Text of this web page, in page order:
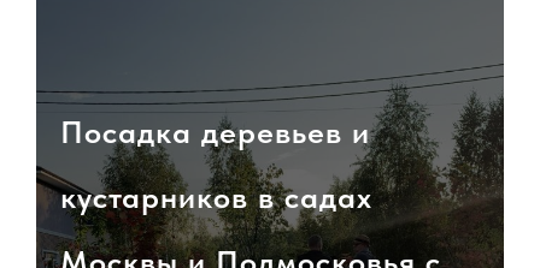
Посадка деревьев и
кустарников в садах